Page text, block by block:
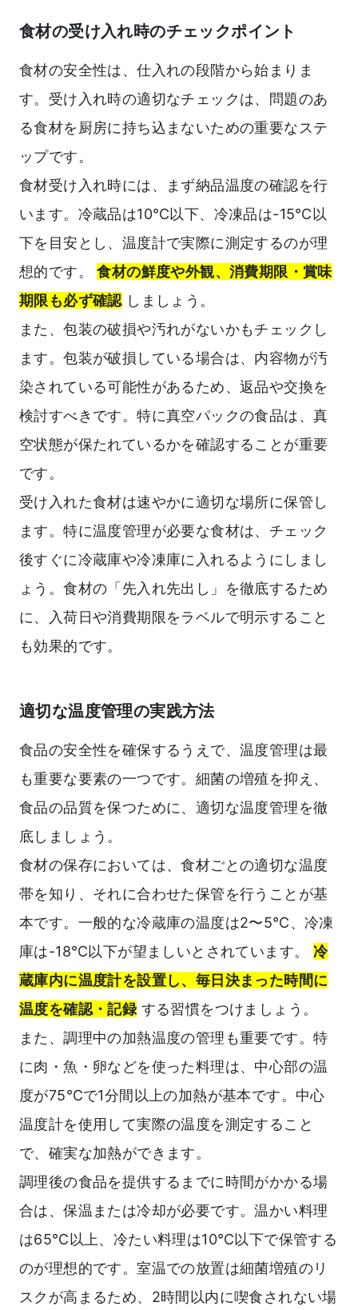
食材の受け入れ時のチェックポイント
食材の安全性は、仕入れの段階から始まりま
す。受け入れ時の適切なチェックは、問題のあ
る食材を厨房に持ち込まないための重要なステ
ップです。
食材受け入れ時には、まず納品温度の確認を行
います。冷蔵品は10℃以下、冷凍品は-15℃以
下を目安とし、温度計で実際に測定するのが理
想的です。食材の鮮度や外観、消費期限・賞味
期限も必ず確認しましょう。
また、包装の破損や汚れがないかもチェックし
ます。包装が破損している場合は、内容物が汚
染されている可能性があるため、返品や交換を
検討すべきです。特に真空パックの食品は、真
空状態が保たれているかを確認することが重要
です。
受け入れた食材は速やかに適切な場所に保管し
ます。特に温度管理が必要な食材は、チェック
後すぐに冷蔵庫や冷凍庫に入れるようにしまし
ょう。食材の「先入れ先出し」を徹底するため
に、入荷日や消費期限をラベルで明示すること
も効果的です。
適切な温度管理の実践方法
食品の安全性を確保するうえで、温度管理は最
も重要な要素の一つです。細菌の増殖を抑え、
食品の品質を保つために、適切な温度管理を徹
底しましょう。
食材の保存においては、食材ごとの適切な温度
帯を知り、それに合わせた保管を行うことが基
本です。一般的な冷蔵庫の温度は2〜5℃、冷凍
庫は-18℃以下が望ましいとされています。 冷
蔵庫内に温度計を設置し、毎日決まった時間に
温度を確認・記録する習慣をつけましょう。
また、調理中の加熱温度の管理も重要です。特
に肉・魚・卵などを使った料理は、中心部の温
度が75℃で1分間以上の加熱が基本です。中心
温度計を使用して実際の温度を測定すること
で、確実な加熱ができます。
調理後の食品を提供するまでに時間がかかる場
合は、保温または冷却が必要です。温かい料理
は65℃以上、冷たい料理は10℃以下で保管する
のが理想的です。室温での放置は細菌増殖のリ
スクが高まるため、2時間以内に喫食されない場